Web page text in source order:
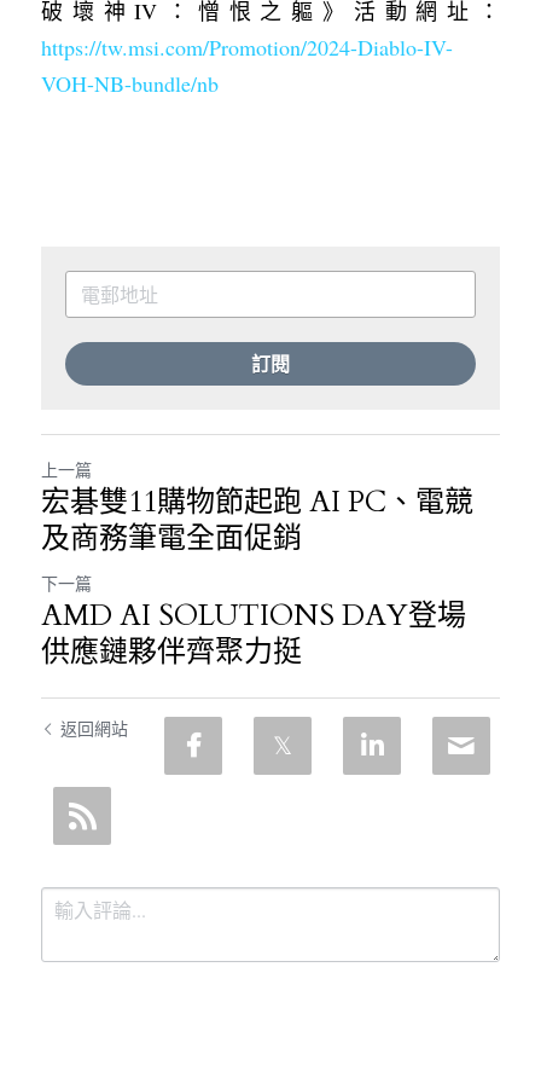
破壞神IV：憎恨之軀》活動網址：
https://tw.msi.com/Promotion/2024-Diablo-IV-
VOH-NB-bundle/nb
訂閱
上一篇
宏碁雙11購物節起跑 AI PC、電競
及商務筆電全面促銷
下一篇
AMD AI SOLUTIONS DAY登場
供應鏈夥伴齊聚力挺
返回網站